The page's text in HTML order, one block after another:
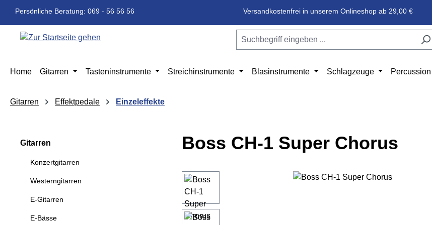
Hauptinhalt springen
Zur Suche springen
Zur Hauptnavigation springen
Persönliche Beratung: 069 - 56 56 56 Versandkostenfrei in unserem Onlineshop ab 29,00 €
Home Gitarren Tasteninstrumente Streichinstrumente Blasinstrumente Schlagzeuge Percussion
Gitarren Effektpedale Einzeleffekte
Gitarren
Konzertgitarren
Westerngitarren
E-Gitarren
E-Bässe
Boss CH-1 Super Chorus
Bildergalerie überspringen